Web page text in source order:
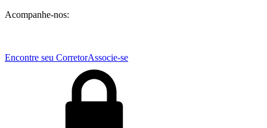
Acompanhe-nos:
Encontre seu CorretorAssocie-se